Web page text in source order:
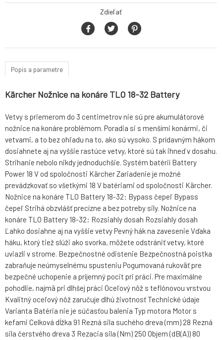
Zdieľať
Popis a parametre
Kärcher Nožnice na konáre TLO 18-32 Battery
Vetvy s priemerom do 3 centimetrov nie sú pre akumulátorové
nožnice na konáre problémom. Poradia si s menšími konármi, či
vetvami, a to bez ohľadu na to, ako sú vysoko. S prídavným hákom
dosiahnete aj na vyššie rastúce vetvy, ktoré sú tak ihneď v dosahu.
Strihanie nebolo nikdy jednoduchšie. Systém batérií Battery
Power 18 V od spoločnosti Kärcher Zariadenie je možné
prevádzkovať so všetkými 18 V batériami od spoločnosti Kärcher.
Nožnice na konáre TLO Battery 18-32: Bypass čepeľ Bypass
čepeľ Strihá obzvlášť precízne a bez potreby sily. Nožnice na
konáre TLO Battery 18-32: Rozsiahly dosah Rozsiahly dosah
Ľahko dosiahne aj na vyššie vetvy Pevný hák na zavesenie Vďaka
háku, ktorý tiež slúži ako svorka, môžete odstrániť vetvy, ktoré
uviazli v strome. Bezpečnostné odistenie Bezpečnostná poistka
zabraňuje neúmyselnému spusteniu Pogumovaná rukoväť pre
bezpečné uchopenie a príjemný pocit pri práci. Pre maximálne
pohodlie, najmä pri dlhšej práci Oceľový nôž s teflónovou vrstvou
Kvalitný oceľový nôž zaručuje dlhú životnosť Technické údaje
Varianta Batéria nie je súčasťou balenia Typ motora Motor s
kefami Celková dĺžka 91 Rezná sila suchého dreva (mm) 28 Rezná
sila čerstvého dreva 3 Rezacia sila (Nm) 250 Objem (dB(A)) 80